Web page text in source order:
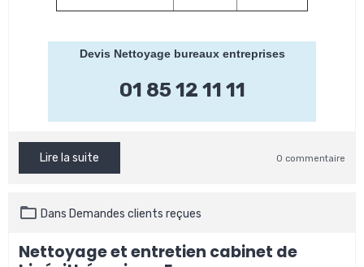
Devis Nettoyage bureaux entreprises
01 85 12 11 11
Lire la suite 0 commentaire
Dans Demandes clients reçues
Nettoyage et entretien cabinet de